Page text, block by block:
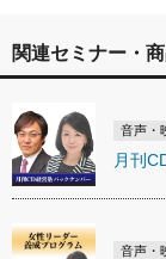
関連セミナー・
音声・
月刊
音声・